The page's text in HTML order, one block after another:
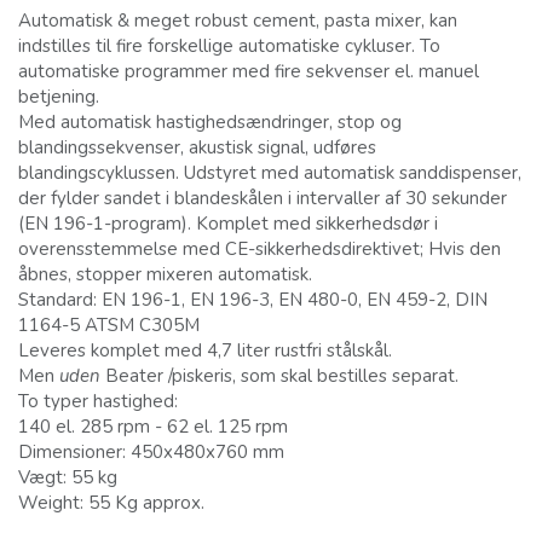
Automatisk & meget robust cement, pasta mixer, kan
indstilles til fire forskellige automatiske cykluser. To
automatiske programmer med fire sekvenser el. manuel
betjening.
Med automatisk hastighedsændringer, stop og
blandingssekvenser, akustisk signal, udføres
blandingscyklussen. Udstyret med automatisk sanddispenser,
der fylder sandet i blandeskålen i intervaller af 30 sekunder
(EN 196-1-program). Komplet med sikkerhedsdør i
overensstemmelse med CE-sikkerhedsdirektivet; Hvis den
åbnes, stopper mixeren automatisk.
Standard: EN 196-1, EN 196-3, EN 480-0, EN 459-2, DIN
1164-5 ATSM C305M
Leveres komplet med 4,7 liter rustfri stålskål.
Men uden Beater /piskeris, som skal bestilles separat.
To typer hastighed:
140 el. 285 rpm - 62 el. 125 rpm
Dimensioner: 450x480x760 mm
Vægt: 55 kg
Weight: 55 Kg approx.